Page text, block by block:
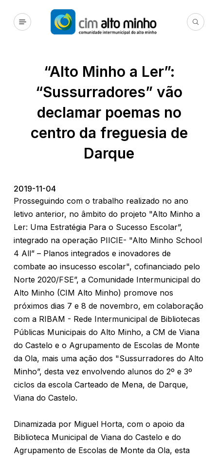
“Alto Minho a Ler”:
“Sussurradores” vão
declamar poemas no
centro da freguesia de
Darque
2019-11-04
Prosseguindo com o trabalho realizado no ano
letivo anterior, no âmbito do projeto "Alto Minho a
Ler: Uma Estratégia Para o Sucesso Escolar”,
integrado na operação PIICIE- "Alto Minho School
4 All” – Planos integrados e inovadores de
combate ao insucesso escolar", cofinanciado pelo
Norte 2020/FSE”, a Comunidade Intermunicipal do
Alto Minho (CIM Alto Minho) promove nos
próximos dias 7 e 8 de novembro, em colaboração
com a RIBAM - Rede Intermunicipal de Bibliotecas
Públicas Municipais do Alto Minho, a CM de Viana
do Castelo e o Agrupamento de Escolas de Monte
da Ola, mais uma ação dos "Sussurradores do Alto
Minho”, desta vez envolvendo alunos do 2º e 3º
ciclos da escola Carteado de Mena, de Darque,
Viana do Castelo.
Dinamizada por Miguel Horta, com o apoio da
Biblioteca Municipal de Viana do Castelo e do
Agrupamento de Escolas de Monte da Ola, esta